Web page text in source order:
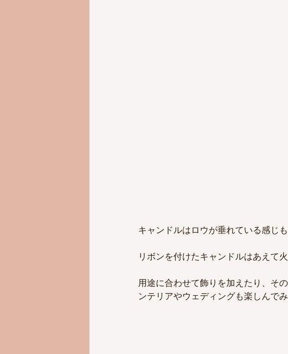
キャンドルはロウが垂れている感じ
リボンを付けたキャンドルはあえて
用途に合わせて飾りを加えたり、そ
ンテリアやウェディングも楽しんで